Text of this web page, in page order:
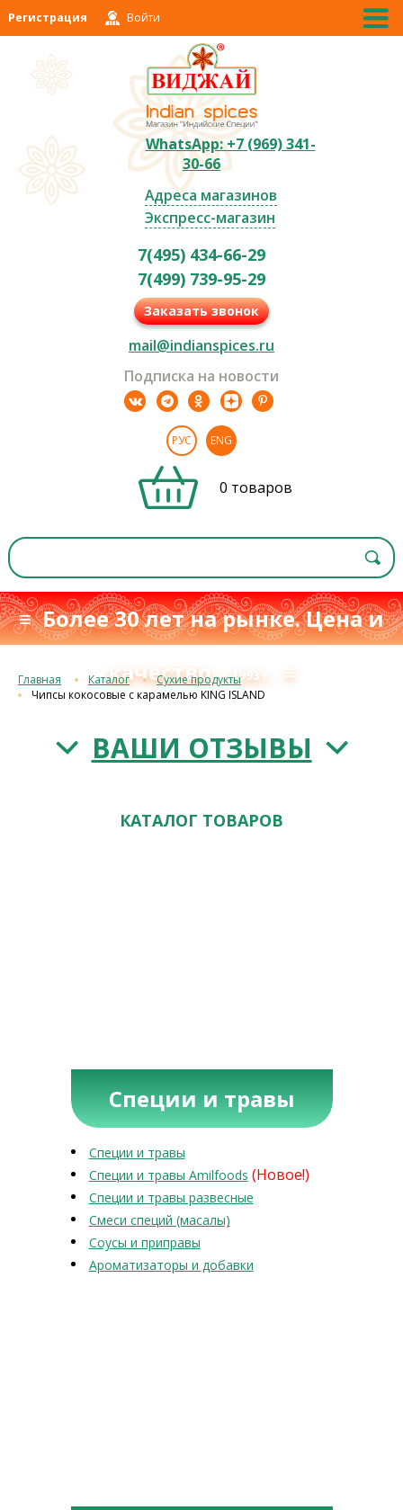
Регистрация Войти
WhatsApp: +7 (969) 341-
30-66
Адреса магазинов
Экспресс-магазин
7(495) 434-66-29
7(499) 739-95-29
Заказать звонок
mail@indianspices.ru
Подписка на новости
РУС ENG
0 товаров
≡ Более 30 лет на рынке. Цена и
качествос 1993 г. ≡
Главная Каталог
Сухие продукты
Чипсы кокосовые с карамелью KING ISLAND
ВАШИ ОТЗЫВЫ
КАТАЛОГ ТОВАРОВ
Специи и травы
Специи и травы
Специи и травы Amilfoods (Новое!)
Специи и травы развесные
Смеси специй (масалы)
Соусы и приправы
Ароматизаторы и добавки